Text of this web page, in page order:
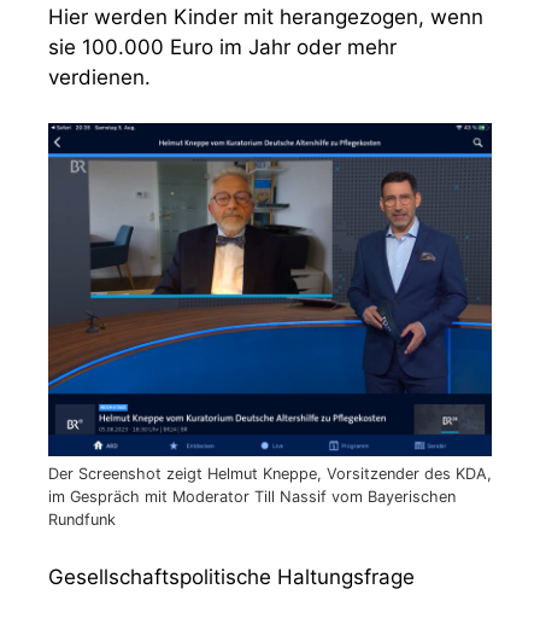
Hier werden Kinder mit herangezogen, wenn
sie 100.000 Euro im Jahr oder mehr
verdienen.
Der Screenshot zeigt Helmut Kneppe, Vorsitzender des KDA,
im Gespräch mit Moderator Till Nassif vom Bayerischen
Rundfunk
Gesellschaftspolitische Haltungsfrage